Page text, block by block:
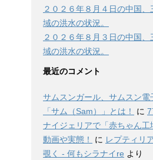
２０２６年８月４日の中国
域の洪水の状況。
２０２６年８月３日の中国
域の洪水の状況。
最近のコメント
サムスンガール、サムスン電
「サム（Sam）」とは！
に
ナイジェリアで「赤ちゃん工
動画や実態！
に レプティリ
覗く - 何もシラナイre より